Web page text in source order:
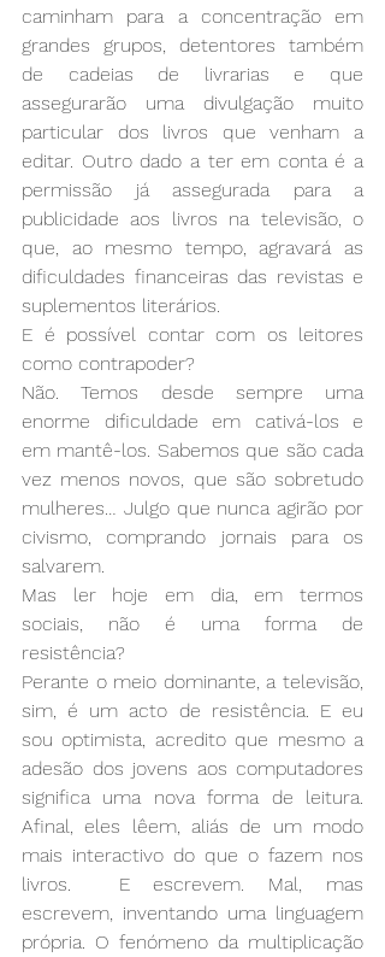
caminham para a concentração em
grandes grupos, detentores também
de cadeias de livrarias e que
assegurarão uma divulgação muito
particular dos livros que venham a
editar. Outro dado a ter em conta é a
permissão já assegurada para a
publicidade aos livros na televisão, o
que, ao mesmo tempo, agravará as
dificuldades financeiras das revistas e
suplementos literários.
E é possível contar com os leitores
como contrapoder?
Não. Temos desde sempre uma
enorme dificuldade em cativá-los e
em mantê-los. Sabemos que são cada
vez menos novos, que são sobretudo
mulheres… Julgo que nunca agirão por
civismo, comprando jornais para os
salvarem.
Mas ler hoje em dia, em termos
sociais, não é uma forma de
resistência?
Perante o meio dominante, a televisão,
sim, é um acto de resistência. E eu
sou optimista, acredito que mesmo a
adesão dos jovens aos computadores
significa uma nova forma de leitura.
Afinal, eles lêem, aliás de um modo
mais interactivo do que o fazem nos
livros.  E escrevem. Mal, mas
escrevem, inventando uma linguagem
própria. O fenómeno da multiplicação